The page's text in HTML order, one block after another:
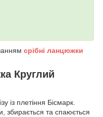
срібні ланцюжки
Круглий
із плетіння Бісмарк.
збирається та спаюється